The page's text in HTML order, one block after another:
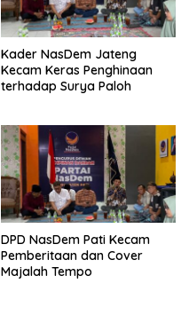
Kader NasDem Jateng
Kecam Keras Penghinaan
terhadap Surya Paloh
DPD NasDem Pati Kecam
Pemberitaan dan Cover
Majalah Tempo